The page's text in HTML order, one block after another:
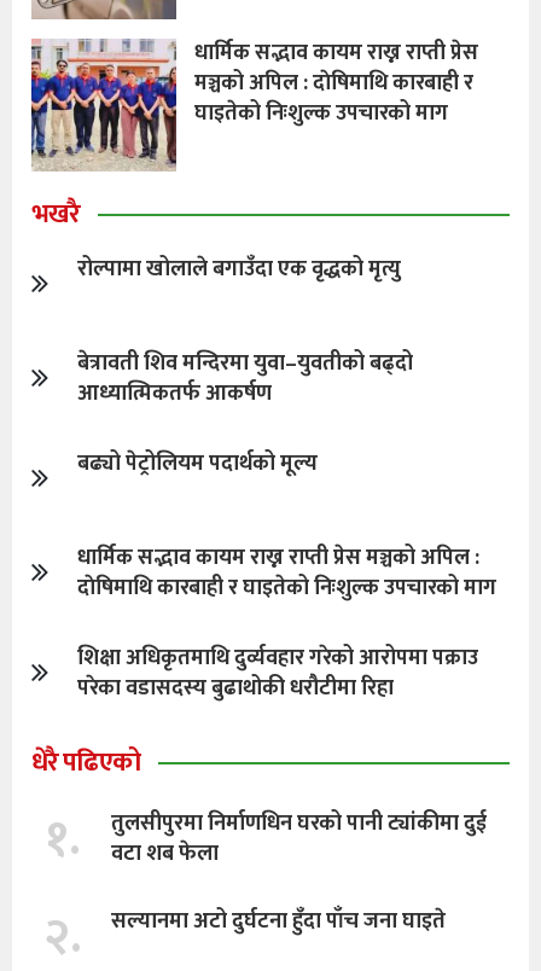
धार्मिक सद्भाव कायम राख्न राप्ती प्रेस
मञ्चको अपिल : दाेषिमाथि कारबाही र
घाइतेको निःशुल्क उपचारको माग
भखरै
रोल्पामा खोलाले बगाउँदा एक वृद्धको मृत्यु
बेत्रावती शिव मन्दिरमा युवा–युवतीको बढ्दो
आध्यात्मिकतर्फ आकर्षण
बढ्यो पेट्रोलियम पदार्थको मूल्य
धार्मिक सद्भाव कायम राख्न राप्ती प्रेस मञ्चको अपिल :
दाेषिमाथि कारबाही र घाइतेको निःशुल्क उपचारको माग
शिक्षा अधिकृतमाथि दुर्व्यवहार गरेको आरोपमा पक्राउ
परेका वडासदस्य बुढाथोकी धरौटीमा रिहा
धेरै पढिएको
१.
तुलसीपुरमा निर्माणधिन घरको पानी ट्यांकीमा दुई
वटा शब फेला
२. सल्यानमा अटो दुर्घटना हुँदा पाँच जना घाइते